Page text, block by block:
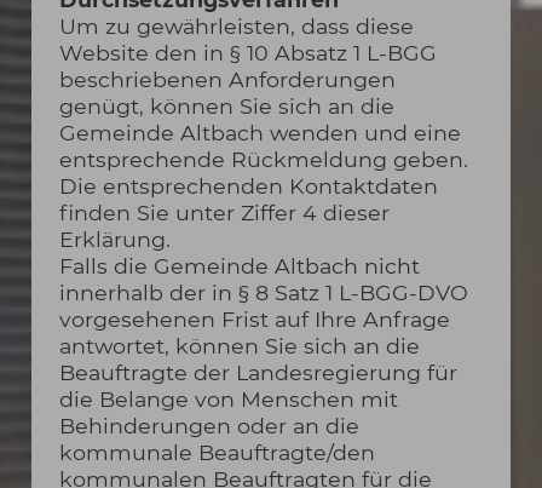
Um zu gewährleisten, dass diese
Website den in § 10 Absatz 1 L-BGG
beschriebenen Anforderungen
genügt, können Sie sich an die
Gemeinde Altbach wenden und eine
entsprechende Rückmeldung geben.
Die entsprechenden Kontaktdaten
finden Sie unter Ziffer 4 dieser
Erklärung.
Falls die Gemeinde Altbach nicht
innerhalb der in § 8 Satz 1 L-BGG-DVO
vorgesehenen Frist auf Ihre Anfrage
antwortet, können Sie sich an die
Beauftragte der Landesregierung für
die Belange von Menschen mit
Behinderungen oder an die
kommunale Beauftragte/den
kommunalen Beauftragten für die